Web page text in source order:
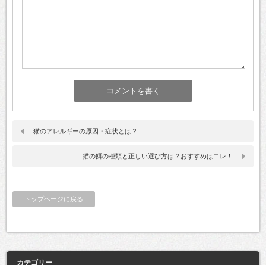
猫のアレルギーの原因・症状とは？
猫の餌の種類と正しい選び方は？おすすめはコレ！
トップページに戻る
カテゴリー